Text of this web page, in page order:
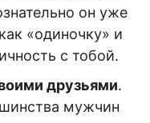
он уже
«одиночку» и
с тобой.
друзьями.
мужчин